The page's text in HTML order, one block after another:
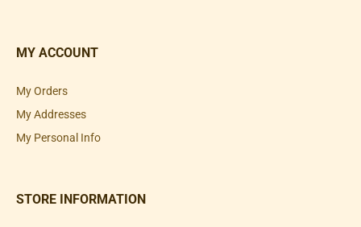
MY ACCOUNT
My Orders
My Addresses
My Personal Info
STORE INFORMATION